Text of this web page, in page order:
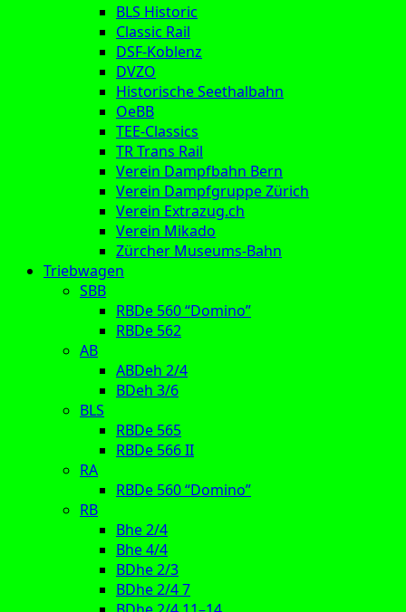
BLS Historic
Classic Rail
DSF-Koblenz
DVZO
Historische Seethalbahn
OeBB
TEE-Classics
TR Trans Rail
Verein Dampfbahn Bern
Verein Dampfgruppe Zürich
Verein Extrazug.ch
Verein Mikado
Zürcher Museums-Bahn
Triebwagen
SBB
RBDe 560 “Domino”
RBDe 562
AB
ABDeh 2/4
BDeh 3/6
BLS
RBDe 565
RBDe 566 II
RA
RBDe 560 “Domino”
RB
Bhe 2/4
Bhe 4/4
BDhe 2/3
BDhe 2/4 7